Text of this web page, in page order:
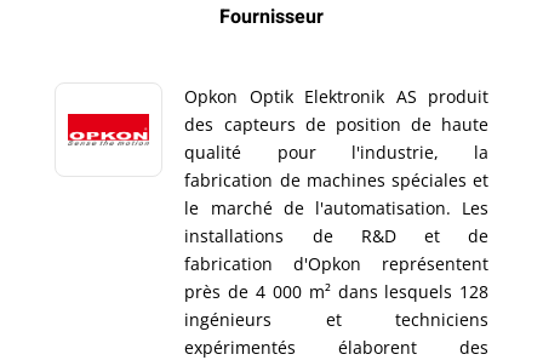
Fournisseur
Opkon Optik Elektronik AS produit
des capteurs de position de haute
qualité pour l'industrie, la
fabrication de machines spéciales et
le marché de l'automatisation. Les
installations de R&D et de
fabrication d'Opkon représentent
près de 4 000 m² dans lesquels 128
ingénieurs et techniciens
expérimentés élaborent des